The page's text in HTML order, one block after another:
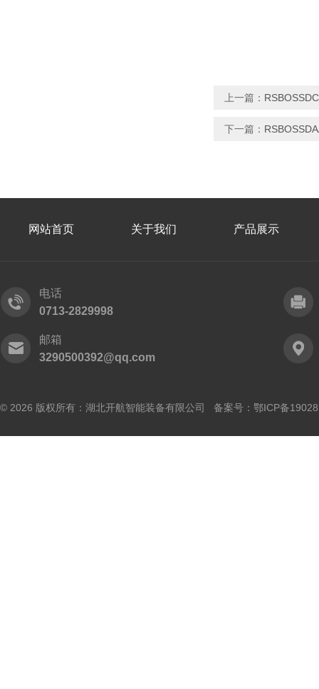
上一篇：
下一篇：
网站首页 关于我们 产品展示
电话
0713-2829998
邮箱
3290500392@qq.com
© 2026 版权所有：湖北开航智能装备有限公司 备案号： 鄂ICP备